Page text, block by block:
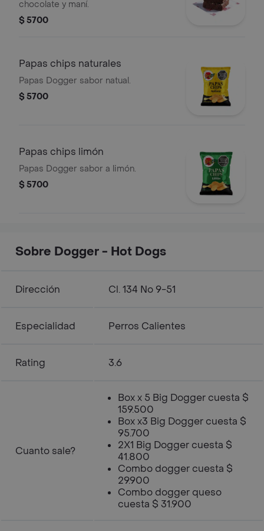
chocolate y maní.
$ 5700
Papas chips naturales
Papas Dogger sabor natual.
$ 5700
Papas chips limón
Papas Dogger sabor a limón.
$ 5700
Sobre Dogger - Hot Dogs
Dirección Cl. 134 No 9-51
Especialidad Perros Calientes
Rating 3.6
Cuanto sale?
Box x 5 Big Dogger cuesta $
159.500
Box x3 Big Dogger cuesta $
95.700
2X1 Big Dogger cuesta $
41.800
Combo dogger cuesta $
29.900
Combo dogger queso
cuesta $ 31.900